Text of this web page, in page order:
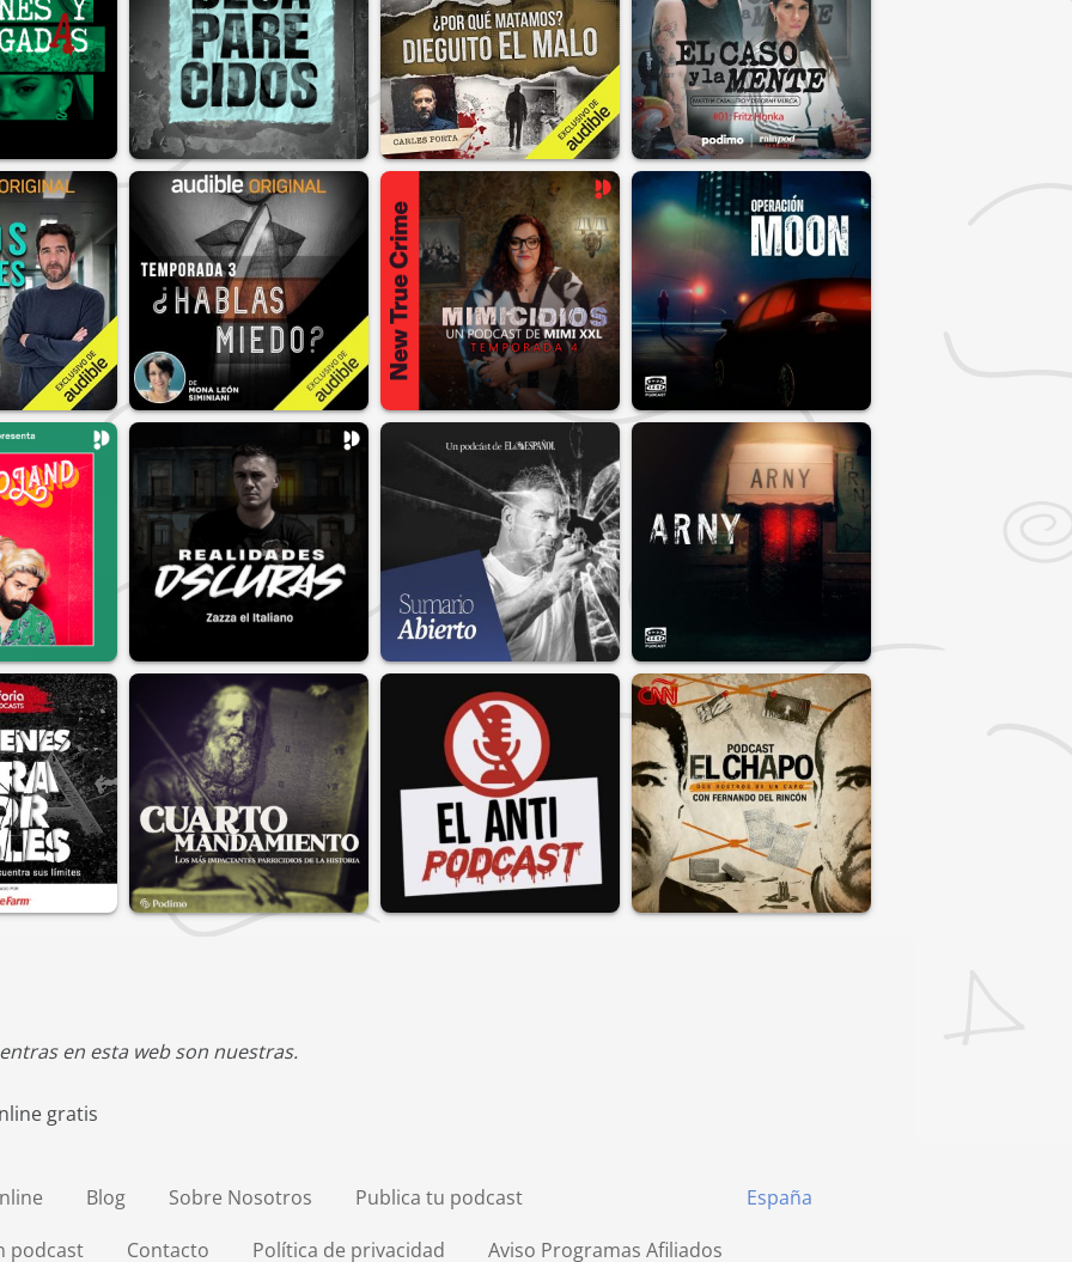
en esta web son nuestras.
gratis
España
Blog Sobre Nosotros
Publica tu podcast
podcast
Contacto Política de privacidad Aviso Programas Afiliados